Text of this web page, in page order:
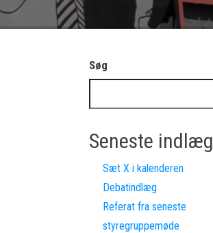
Søg
Seneste indlæg
Sæt X i kalenderen
Debatindlæg
Referat fra seneste
styregruppemøde